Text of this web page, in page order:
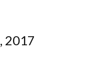
, 2017